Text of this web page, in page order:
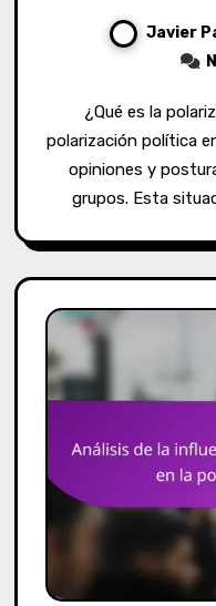
Javier
¿Qué es la polarización política en Perú? La
polarización política
opiniones y
grupos. Esta